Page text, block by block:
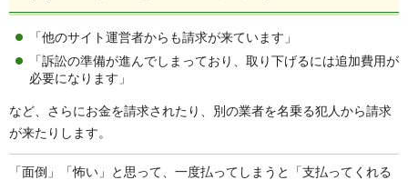
「他のサイト運営者からも請求が来ています」
「訴訟の準備が進んでしまっており、取り下げるには追加費用が
必要になります」
など、さらにお金を請求されたり、別の業者を名乗る犯人から請求
が来たりします。
「面倒」「怖い」と思って、一度払ってしまうと「支払ってくれる